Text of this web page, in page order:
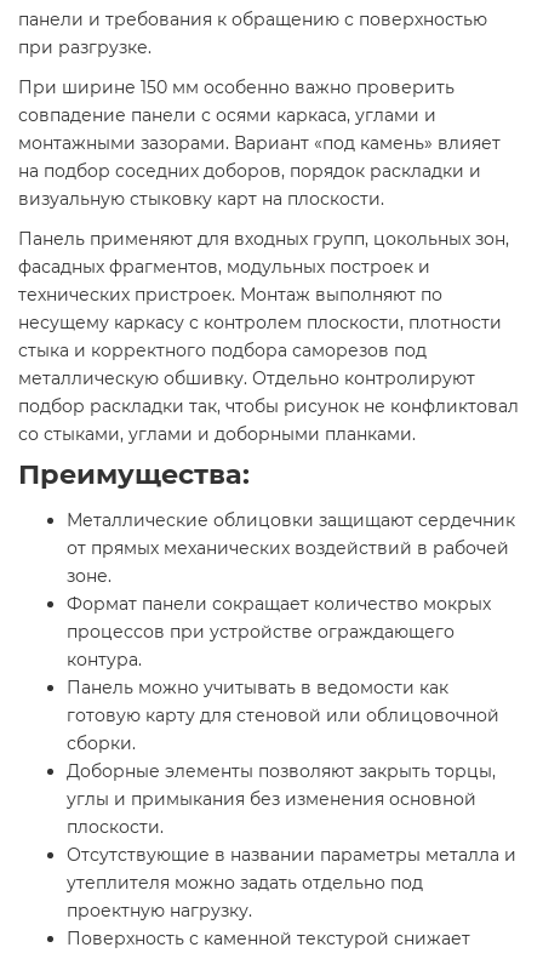
панели и требования к обращению с поверхностью
при разгрузке.
При ширине 150 мм особенно важно проверить
совпадение панели с осями каркаса, углами и
монтажными зазорами. Вариант «под камень» влияет
на подбор соседних доборов, порядок раскладки и
визуальную стыковку карт на плоскости.
Панель применяют для входных групп, цокольных зон,
фасадных фрагментов, модульных построек и
технических пристроек. Монтаж выполняют по
несущему каркасу с контролем плоскости, плотности
стыка и корректного подбора саморезов под
металлическую обшивку. Отдельно контролируют
подбор раскладки так, чтобы рисунок не конфликтовал
со стыками, углами и доборными планками.
Преимущества:
Металлические облицовки защищают сердечник
от прямых механических воздействий в рабочей
зоне.
Формат панели сокращает количество мокрых
процессов при устройстве ограждающего
контура.
Панель можно учитывать в ведомости как
готовую карту для стеновой или облицовочной
сборки.
Доборные элементы позволяют закрыть торцы,
углы и примыкания без изменения основной
плоскости.
Отсутствующие в названии параметры металла и
утеплителя можно задать отдельно под
проектную нагрузку.
Поверхность с каменной текстурой снижает